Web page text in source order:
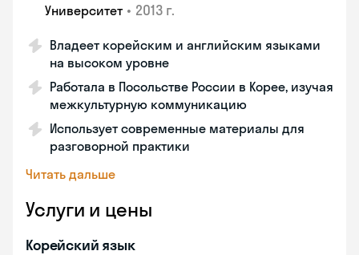
Университет • 2013 г.
Владеет корейским и английским языками
на высоком уровне
Работала в Посольстве России в Корее, изучая
межкультурную коммуникацию
Использует современные материалы для
разговорной практики
Читать дальше
Услуги и цены
Корейский язык